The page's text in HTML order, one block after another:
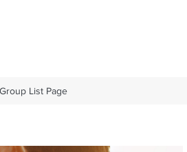
Group List Page